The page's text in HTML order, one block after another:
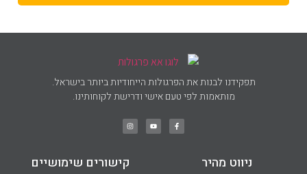
תפקידנו לבנות את הפרגולות הייחודיות ביותר בישראל.
מותאמות לפי טעם אישי ודרישת לקוחותינו.
ניווט מהיר קישורים שימושיים